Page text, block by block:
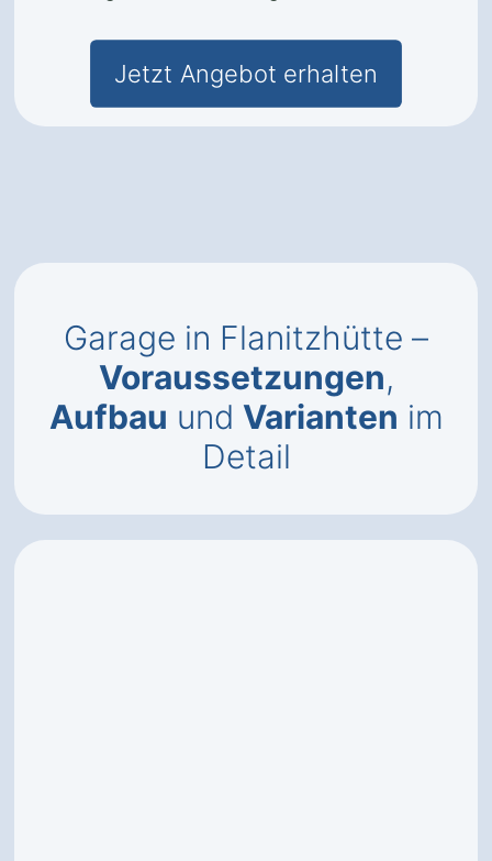
Jetzt Angebot erhalten
Garage in Flanitzhütte –
Voraussetzungen,
Aufbau und Varianten im
Detail